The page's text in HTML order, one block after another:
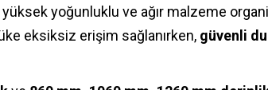
yoğunluklu ve ağır malzeme
eksiksiz erişim sağlanırken, güvenli